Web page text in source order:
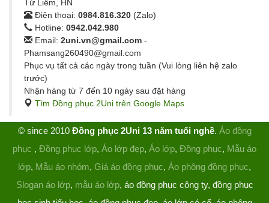
Từ Liêm, HN
Điện thoại: 0984.816.320 (Zalo)
Hotline: 0942.042.980
Email: 2uni.vn@gmail.com -
Phamsang260490@gmail.com
Phục vụ tất cả các ngày trong tuần (Vui lòng liên hệ zalo
trước)
Nhận hàng từ 7 đến 10 ngày sau đặt hàng
Tìm Đồng phục 2Uni trên Google Maps
© since 2010 Đồng phục 2Uni 13 năm tuổi nghề. Áo đồng
phục , Đồng phục lớp, Áo lớp đẹp, Áo lớp, Đồng phục, Mẫu áo
lớp, Mẫu áo nhóm, Giá áo đồng phục, Áo phông đồng phục,
Slogan áo lớp, mẫu áo lớp, áo đồng phục công ty, đồng phục